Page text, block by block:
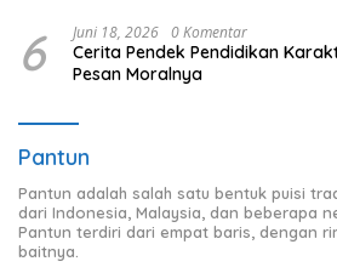
6 Juni 18, 2026 0 Komentar
Cerita Pendek Pendidikan
Pesan Moralnya
Pantun
Pantun adalah salah satu bentuk puisi
dari Indonesia, Malaysia, dan beberapa
Pantun terdiri dari empat baris, dengan
baitnya.